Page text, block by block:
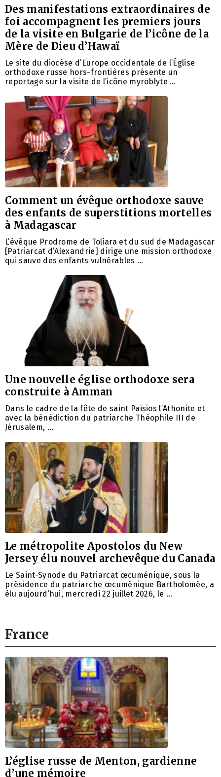
Des manifestations extraordinaires de
foi accompagnent les premiers jours
de la visite en Bulgarie de l’icône de la
Mère de Dieu d’Hawaï
Le site du diocèse d’Europe occidentale de l’Église
orthodoxe russe hors-frontières présente un
reportage sur la visite de l’icône myroblyte …
Comment un évêque orthodoxe sauve
des enfants de superstitions mortelles
à Madagascar
L’évêque Prodrome de Toliara et du sud de Madagascar
[Patriarcat d’Alexandrie] dirige une mission orthodoxe
qui sauve des enfants vulnérables …
Une nouvelle église orthodoxe sera
construite à Amman
Dans le cadre de la fête de saint Paisios l’Athonite et
avec la bénédiction du patriarche Théophile III de
Jérusalem, …
Le métropolite Apostolos du New
Jersey élu nouvel archevêque du Canada
Le Saint-Synode du Patriarcat œcuménique, sous la
présidence du patriarche œcuménique Bartholomée, a
élu aujourd’hui, mercredi 22 juillet 2026, le …
France
L’église russe de Menton, gardienne
d’une mémoire